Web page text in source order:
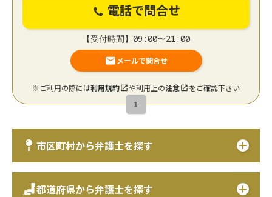
電話で問合せ
【受付時間】09:00〜21:00
メールで問合せ
※ご利用の際には利用規約 や利用上の注意
をご確認下さい
1
市区町村から弁護士を探す
都道府県から弁護士を探す